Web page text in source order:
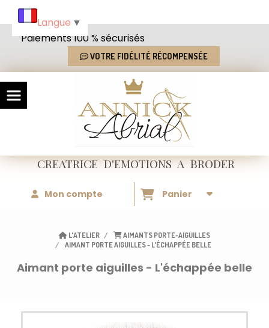
Paiements 100 % sécurisés
VOTRE FIDÉLITÉ RÉCOMPENSÉE
CREATRICED'EMOTIONSA BRODER
Mon compte Panier
L'ATELIER
AIMANTS PORTE-AIGUILLES
AIMANT PORTE AIGUILLES - L'ÉCHAPPÉE BELLE
Aimant porte aiguilles - L'échappée belle
Langue ▼